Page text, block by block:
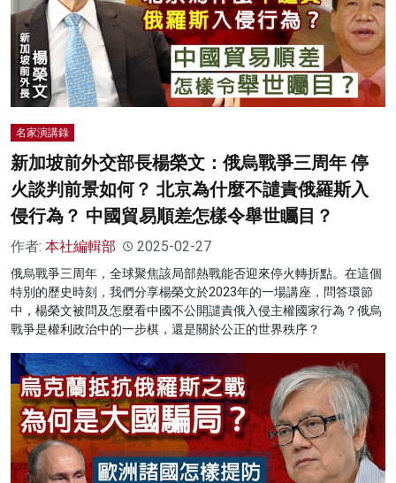
名家演講錄
新加坡前外交部長楊榮文：俄烏戰爭三周年 停
火談判前景如何？ 北京為什麼不譴責俄羅斯入
侵行為？ 中國貿易順差怎樣令舉世矚目？
作者: 本社編輯部 2025-02-27
俄烏戰爭三周年，全球聚焦該局部熱戰能否迎來停火轉折點。在這個
特別的歷史時刻，我們分享楊榮文於2023年的一場講座，問答環節
中，楊榮文被問及怎麼看中國不公開譴責俄入侵主權國家行為？俄烏
戰爭是權利政治中的一步棋，還是關於公正的世界秩序？